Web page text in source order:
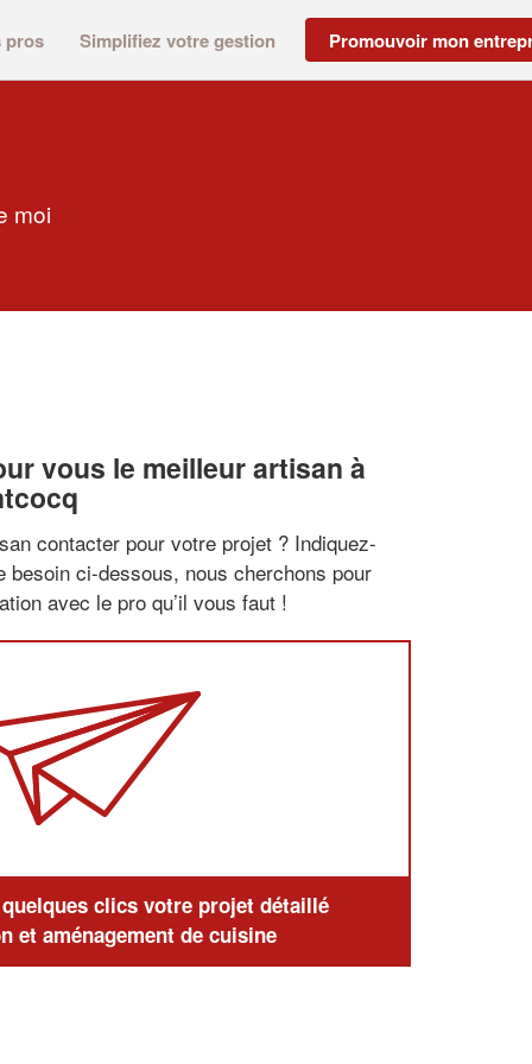
pros Simplifiez votre gestion Promouvoir mon
moi
vous le meilleur artisan à
contacter pour votre projet ? Indiquez-
besoin ci-dessous, nous cherchons pour
avec le pro qu’il vous faut !
clics votre projet détaillé
et aménagement de cuisine